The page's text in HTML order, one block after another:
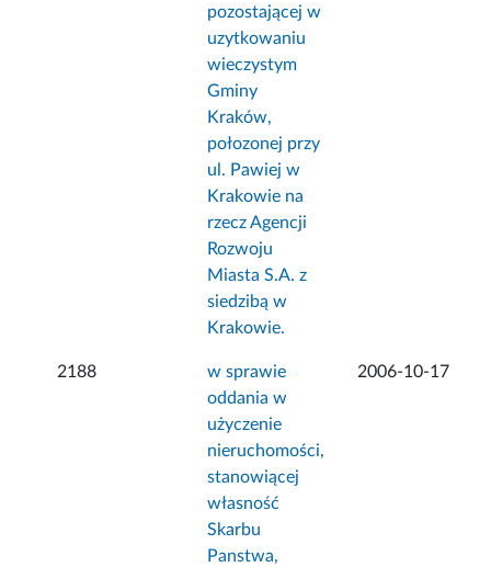
pozostającej w
uzytkowaniu
wieczystym
Gminy
Kraków,
połozonej przy
ul. Pawiej w
Krakowie na
rzecz Agencji
Rozwoju
Miasta S.A. z
siedzibą w
Krakowie.
2188
w sprawie
oddania w
użyczenie
nieruchomości,
stanowiącej
własność
Skarbu
Panstwa,
2006-10-17